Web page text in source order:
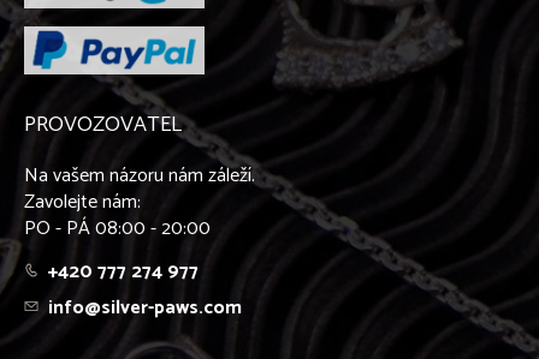
PROVOZOVATEL
Na vašem názoru nám záleží.
Zavolejte nám:
PO - PÁ 08:00 - 20:00
+420 777 274 977
info@silver-paws.com